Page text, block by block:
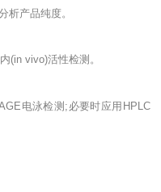
析产品纯度。
(in vivo)活性检测。
电泳检测 ; 必要时应用 HPLC